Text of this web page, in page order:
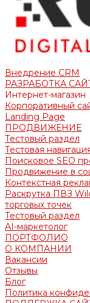
Внедрение CRM
РАЗРАБОТКА
Интернет-магазин
Корпоративный
Landing Page
ПРОДВИЖЕНИЕ
Тестовый раздел
Тестовая
Поисковое SEO
Продвижение в
Контекстная
Раскрутка ПВЗ
торговых точек
Тестовый раздел
AI-маркетолог
ПОРТФОЛИО
О КОМПАНИИ
Вакансии
Отзывы
Блог
Политика